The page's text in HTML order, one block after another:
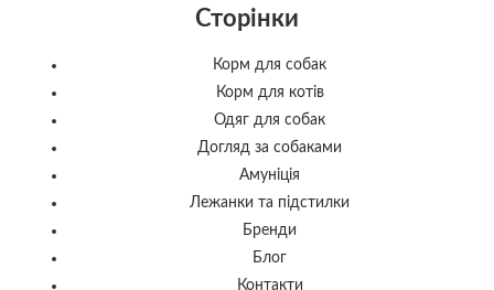
Сторінки
Корм для собак
Корм для котів
Одяг для собак
Догляд за собаками
Амуніція
Лежанки та підстилки
Бренди
Блог
Контакти